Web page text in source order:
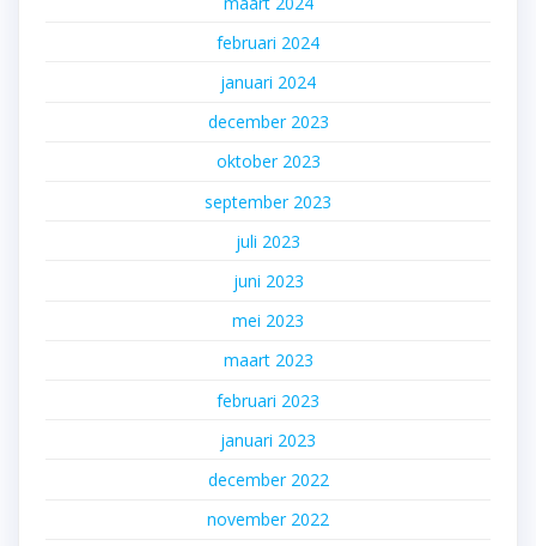
februari 2024
januari 2024
december 2023
oktober 2023
september 2023
juli 2023
juni 2023
mei 2023
maart 2023
februari 2023
januari 2023
december 2022
november 2022